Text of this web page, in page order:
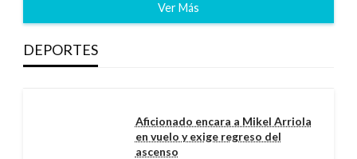
Ver Más
DEPORTES
Aficionado encara a Mikel Arriola
en vuelo y exige regreso del
ascenso